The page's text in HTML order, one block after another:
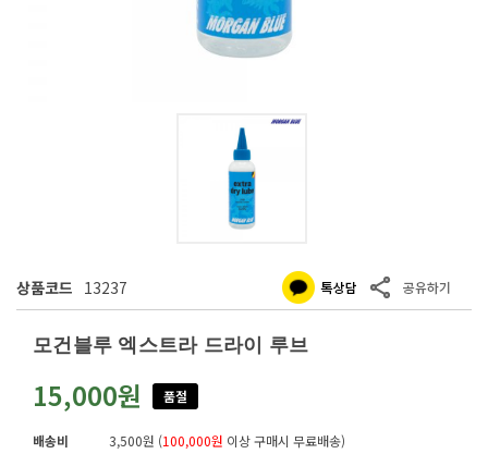
상품코드 13237
모건블루 엑스트라 드라이 루브
15,000원 품절
배송비 3,500원 (100,000원 이상 구매시 무료배송)